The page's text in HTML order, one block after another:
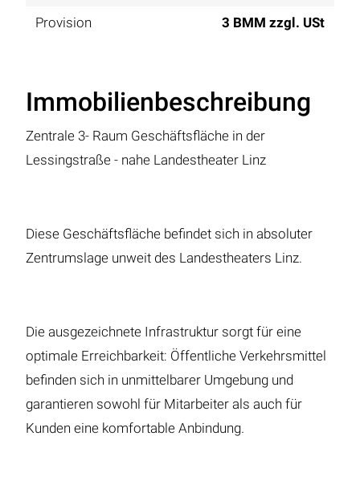
Provision
3 BMM zzgl. USt
Immobilienbeschreibung
Zentrale 3- Raum Geschäftsfläche in der
Lessingstraße - nahe Landestheater Linz
Diese Geschäftsfläche befindet sich in absoluter
Zentrumslage unweit des Landestheaters Linz.
Die ausgezeichnete Infrastruktur sorgt für eine
optimale Erreichbarkeit: Öffentliche Verkehrsmittel
befinden sich in unmittelbarer Umgebung und
garantieren sowohl für Mitarbeiter als auch für
Kunden eine komfortable Anbindung.